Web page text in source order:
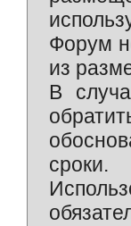
Форум
из
В
сроки.